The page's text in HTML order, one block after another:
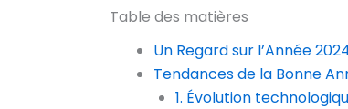
Table des matières
Un Regard sur l’Année
Tendances de la Bonne
1. Évolution